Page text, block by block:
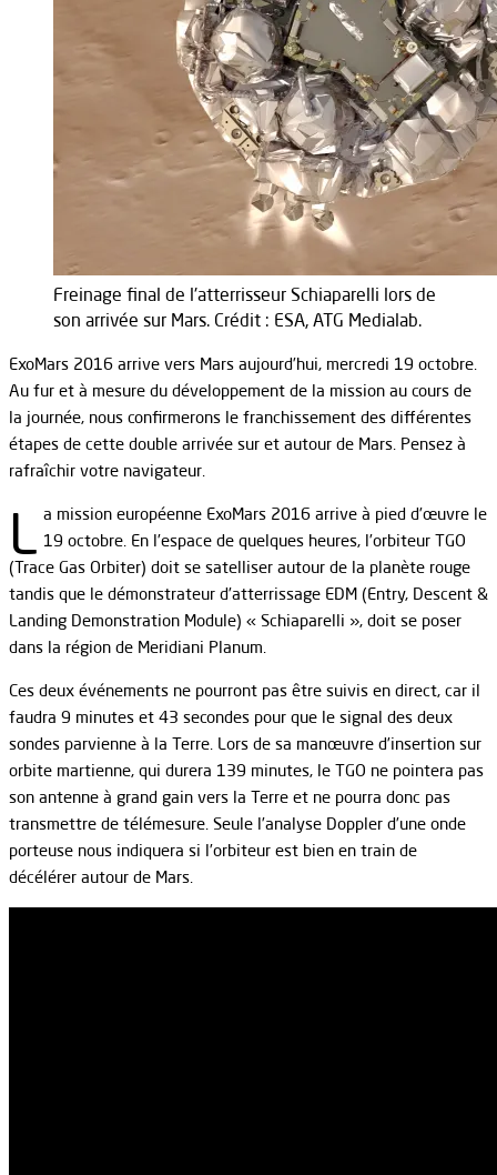
Freinage final de l'atterrisseur Schiaparelli lors de
son arrivée sur Mars. Crédit : ESA, ATG Medialab.
ExoMars 2016 arrive vers Mars aujourd’hui, mercredi 19 octobre.
Au fur et à mesure du développement de la mission au cours de
la journée, nous confirmerons le franchissement des différentes
étapes de cette double arrivée sur et autour de Mars. Pensez à
rafraîchir votre navigateur.
L a mission européenne ExoMars 2016 arrive à pied d’œuvre le
19 octobre. En l’espace de quelques heures, l’orbiteur TGO
(Trace Gas Orbiter) doit se satelliser autour de la planète rouge
tandis que le démonstrateur d’atterrissage EDM (Entry, Descent &
Landing Demonstration Module) « Schiaparelli », doit se poser
dans la région de Meridiani Planum.
Ces deux événements ne pourront pas être suivis en direct, car il
faudra 9 minutes et 43 secondes pour que le signal des deux
sondes parvienne à la Terre. Lors de sa manœuvre d’insertion sur
orbite martienne, qui durera 139 minutes, le TGO ne pointera pas
son antenne à grand gain vers la Terre et ne pourra donc pas
transmettre de télémesure. Seule l’analyse Doppler d’une onde
porteuse nous indiquera si l’orbiteur est bien en train de
décélérer autour de Mars.